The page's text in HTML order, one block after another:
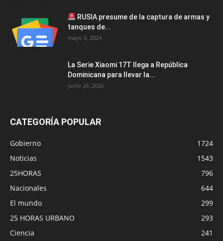
RUSIA presume de la captura de armas y
tanques de...
mayo 5, 2024
La Serie Xiaomi 17T llega a República
Dominicana para llevar la...
junio 26, 2026
CATEGORÍA POPULAR
Gobierno
1724
Noticias
1543
25HORAS
796
Nacionales
644
El mundo
299
25 HORAS URBANO
293
Ciencia
241